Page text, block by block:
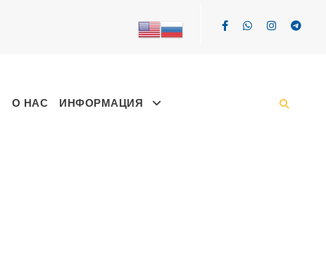
О НАС ИНФОРМАЦИЯ